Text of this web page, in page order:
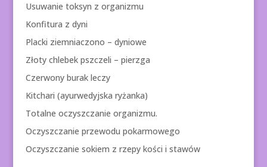
Usuwanie toksyn z organizmu
Konfitura z dyni
Placki ziemniaczono – dyniowe
Złoty chlebek pszczeli – pierzga
Czerwony burak leczy
Kitchari (ayurwedyjska ryżanka)
Totalne oczyszczanie organizmu.
Oczyszczanie przewodu pokarmowego
Oczyszczanie sokiem z rzepy kości i stawów